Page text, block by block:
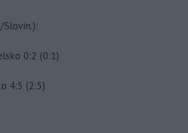
Slovin.):
0:2 (0:1)
4:5 (2:5)